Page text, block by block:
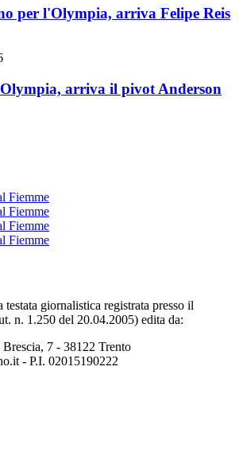
per l'Olympia, arriva Felipe Reis
arriva il pivot Anderson
Fiemme
Fiemme
Fiemme
Fiemme
testata giornalistica registrata presso il
n. 1.250 del 20.04.2005) edita da:
7 - 38122 Trento
- P.I. 02015190222